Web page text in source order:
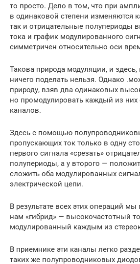
то просто. Дело в том, что при
в одинаковой степени изменяются
так и отрицательные полупериоды
тока и график модулированного
симметричен относительно оси
Такова природа модуляции, и здесь,
ничего поделать нельзя. Однако
природу, взяв два одинаковых
но промодулировать каждый из них
каналов.
Здесь с помощью
пропускающих ток только в одну
первого сигнала «срезать»
полупериоды, а у второго —
сложить оба модулированных
электрической цепи.
В результате всех этих операций
нам «гибрид» — высокочастотный
модулированный каждым из
В приемнике эти каналы легко
таких же полупроводниковых